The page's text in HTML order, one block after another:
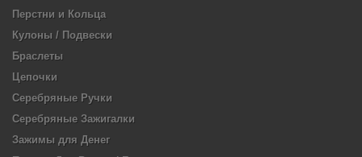
Перстни и Кольца
Кулоны / Подвески
Браслеты
Цепочки
Серебряные Ручки
Серебряные Зажигалки
Зажимы для Денег